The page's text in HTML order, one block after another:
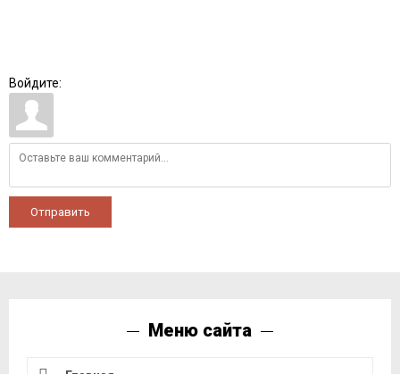
Войдите:
Отправить
Меню сайта